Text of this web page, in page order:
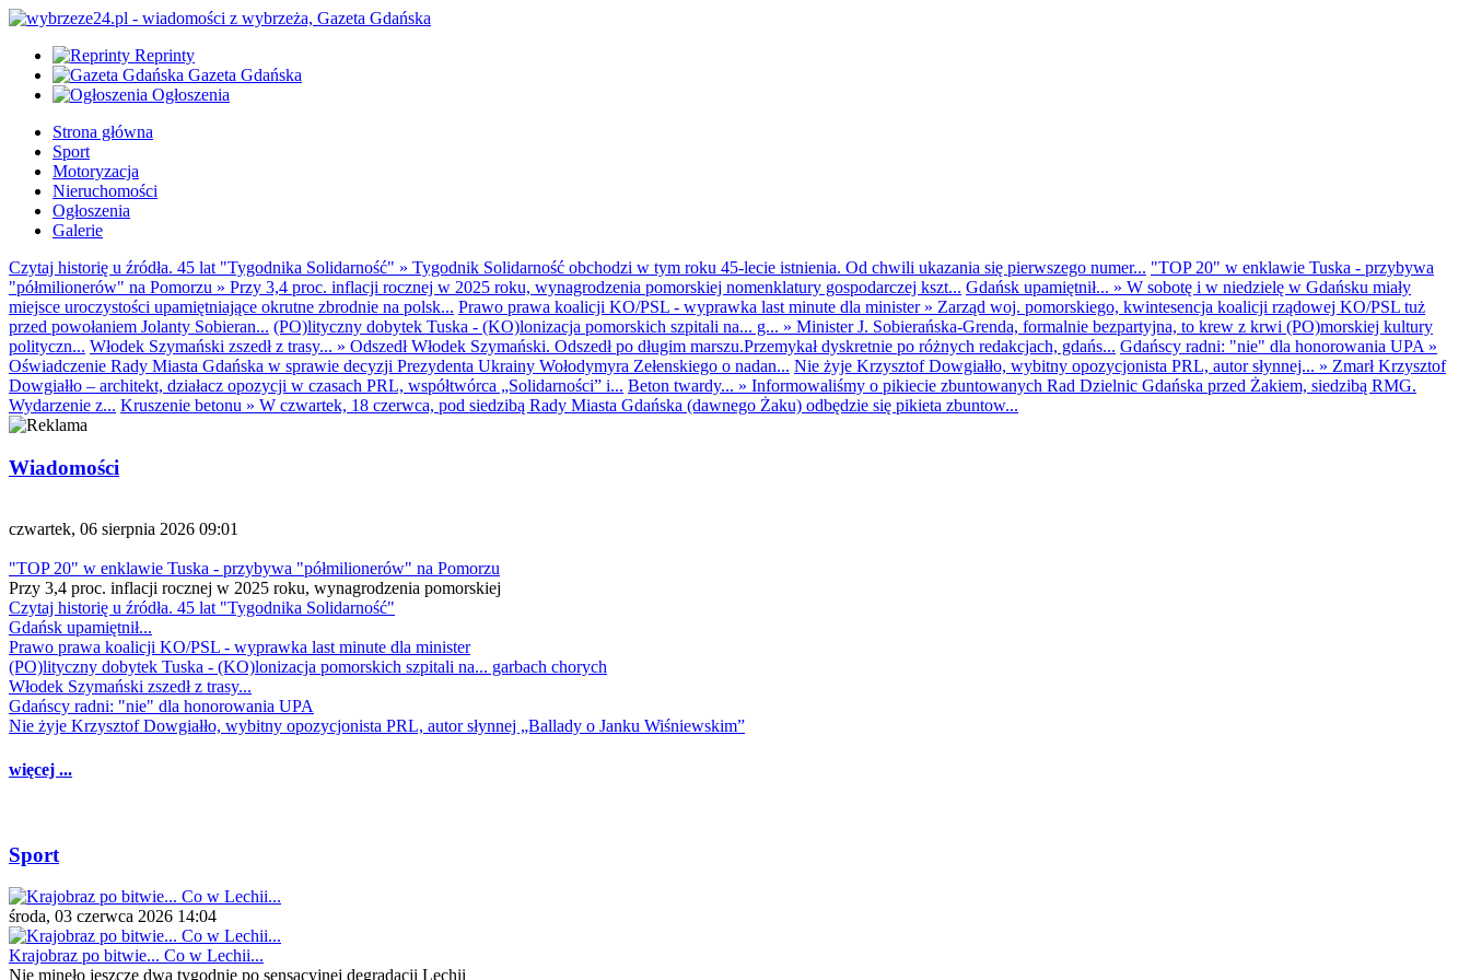
Reprinty
Gazeta Gdańska
Ogłoszenia
Strona główna
Sport
Motoryzacja
Nieruchomości
Ogłoszenia
Galerie
Czytaj historię u źródła. 45 lat "Tygodnika Solidarność" » Tygodnik Solidarność obchodzi w tym roku 45-lecie istnienia. Od chwili ukazania się pierwszego numer... "TOP 20" w enklawie Tuska - przybywa
"półmilionerów" na Pomorzu » Przy 3,4 proc. inflacji rocznej w 2025 roku, wynagrodzenia pomorskiej nomenklatury gospodarczej kszt... Gdańsk upamiętnił... » W sobotę i w niedzielę w Gdańsku miały
miejsce uroczystości upamiętniające okrutne zbrodnie na polsk... Prawo prawa koalicji KO/PSL - wyprawka last minute dla minister» Zarząd woj. pomorskiego, kwintesencja koalicji rządowej KO/PSL tuż
przed powołaniem Jolanty Sobieran... (PO)lityczny dobytek Tuska - (KO)lonizacja pomorskich szpitali na... g... » Minister J. Sobierańska-Grenda, formalnie bezpartyjna, to krew z krwi (PO)morskiej kultury
polityczn... Włodek Szymański zszedł z trasy... » Odszedł Włodek Szymański. Odszedł po długim marszu.Przemykał dyskretnie po różnych redakcjach, gdańs... Gdańscy radni: "nie" dla honorowania UPA »
Oświadczenie Rady Miasta Gdańska w sprawie decyzji Prezydenta Ukrainy Wołodymyra Zełenskiego o nadan... Nie żyje Krzysztof Dowgiałło, wybitny opozycjonista PRL, autor słynnej... » Zmarł Krzysztof
Dowgiałło – architekt, działacz opozycji w czasach PRL, współtwórca „Solidarności” i... Beton twardy... » Informowaliśmy o pikiecie zbuntowanych Rad Dzielnic Gdańska przed Żakiem, siedzibą RMG.
Wydarzenie z... Kruszenie betonu » W czwartek, 18 czerwca, pod siedzibą Rady Miasta Gdańska (dawnego Żaku) odbędzie się pikieta zbuntow...
Wiadomości
czwartek, 06 sierpnia 2026 09:01
"TOP 20" w enklawie Tuska - przybywa "półmilionerów" na Pomorzu
Przy 3,4 proc. inflacji rocznej w 2025 roku, wynagrodzenia pomorskiej
Czytaj historię u źródła. 45 lat "Tygodnika Solidarność"
Gdańsk upamiętnił...
Prawo prawa koalicji KO/PSL - wyprawka last minute dla minister
(PO)lityczny dobytek Tuska - (KO)lonizacja pomorskich szpitali na... garbach chorych
Włodek Szymański zszedł z trasy...
Gdańscy radni: "nie" dla honorowania UPA
Nie żyje Krzysztof Dowgiałło, wybitny opozycjonista PRL, autor słynnej „Ballady o Janku Wiśniewskim”
więcej ...
Sport
środa, 03 czerwca 2026 14:04
Krajobraz po bitwie... Co w Lechii...
Nie minęło jeszcze dwa tygodnie po sensacyjnej degradacji Lechii